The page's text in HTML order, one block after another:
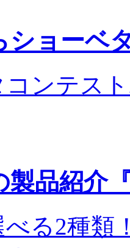
ショーベ
コンテス
製品紹介
べる2種類